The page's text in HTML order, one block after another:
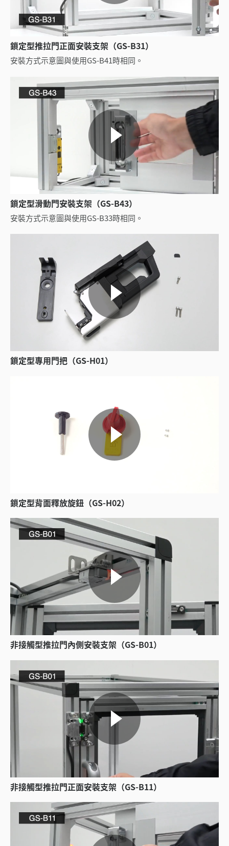
鎖定型推拉門正面安裝支架（GS-B31）
安裝方式示意圖與使用GS-B41時相同。
鎖定型滑動門安裝支架（GS-B43）
安裝方式示意圖與使用GS-B33時相同。
鎖定型專用門把（GS-H01）
鎖定型背面釋放旋鈕（GS-H02）
非接觸型推拉門內側安裝支架（GS-B01）
非接觸型推拉門正面安裝支架（GS-B11）